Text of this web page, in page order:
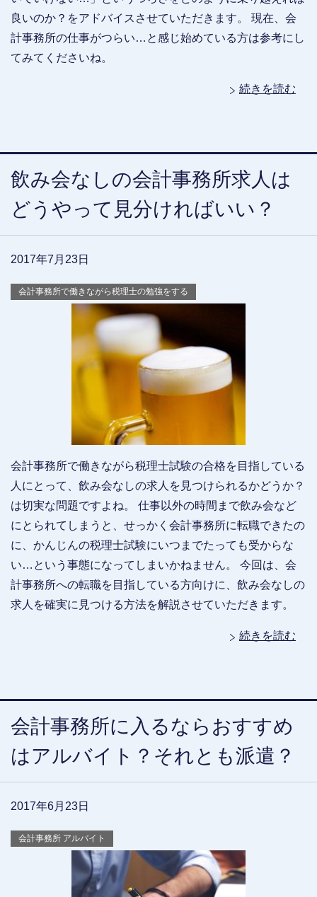
良いのか？をアドバイスさせていただきます。 現在、会
計事務所の仕事がつらい…と感じ始めている方は参考にし
てみてくださいね。
続きを読む
飲み会なしの会計事務所求人は
どうやって見分ければいい？
2017年7月23日
会計事務所で働きながら税理士の勉強をする
会計事務所で働きながら税理士試験の合格を目指している
人にとって、飲み会なしの求人を見つけられるかどうか？
は切実な問題ですよね。 仕事以外の時間まで飲み会など
にとられてしまうと、せっかく会計事務所に転職できたの
に、かんじんの税理士試験にいつまでたっても受からな
い…という事態になってしまいかねません。 今回は、会
計事務所への転職を目指している方向けに、飲み会なしの
求人を確実に見つける方法を解説させていただきます。
続きを読む
会計事務所に入るならおすすめ
はアルバイト？それとも派遣？
2017年6月23日
会計事務所 アルバイト